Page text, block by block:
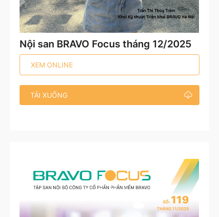
Nội san BRAVO Focus tháng 12/2025
XEM ONLINE
TẢI XUỐNG